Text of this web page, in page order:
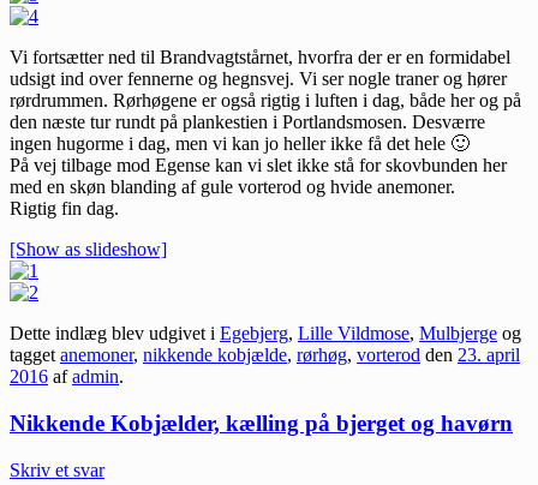
Vi fortsætter ned til Brandvagtstårnet, hvorfra der er en formidabel
udsigt ind over fennerne og hegnsvej. Vi ser nogle traner og hører
rørdrummen. Rørhøgene er også rigtig i luften i dag, både her og på
den næste tur rundt på plankestien i Portlandsmosen. Desværre
ingen hugorme i dag, men vi kan jo heller ikke få det hele 🙂
På vej tilbage mod Egense kan vi slet ikke stå for skovbunden her
med en skøn blanding af gule vorterod og hvide anemoner.
Rigtig fin dag.
[Show as slideshow]
Dette indlæg blev udgivet i Egebjerg, Lille Vildmose, Mulbjerge og
tagget anemoner, nikkende kobjælde, rørhøg, vorterod den 23. april
2016 afadmin.
Nikkende Kobjælder, kælling på bjerget og havørn
Skriv et svar